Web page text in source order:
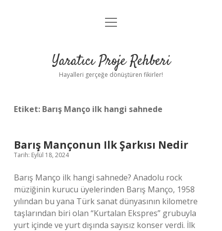
Anasayfa
Yasal Uyarı
menüyü
Yaratıcı Proje Rehberi
Hayalleri gerçeğe dönüştüren fikirler!
Etiket: Barış Manço ilk hangi sahnede
Barış Mançonun Ilk Şarkısı Nedir
Tarih: Eylül 18, 2024
Barış Manço ilk hangi sahnede? Anadolu rock
müziğinin kurucu üyelerinden Barış Manço, 1958
yılından bu yana Türk sanat dünyasının kilometre
taşlarından biri olan “Kurtalan Ekspres” grubuyla
yurt içinde ve yurt dışında sayısız konser verdi. İlk